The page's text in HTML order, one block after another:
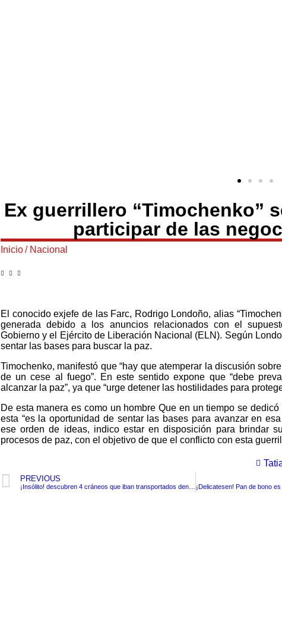
Ex guerrillero “Timochenko”
participar de las
Inicio/ Nacional
El conocido exjefe de las Farc, Rodrigo Londoño, alias
generada debido a los anuncios relacionados con el
Gobierno y el Ejército de Liberación Nacional (ELN). Según
sentar las bases para buscar la paz.
Timochenko, manifestó que “hay que atemperar la discusión
de un cese al fuego”. En este sentido expone que “debe
alcanzar la paz”, ya que “urge detener las hostilidades para
De esta manera es como un hombre Que en un tiempo se
esta “es la oportunidad de sentar las bases para avanzar en
ese orden de ideas, indico estar en disposición para brindar
procesos de paz, con el objetivo de que el conflicto con esta
PREVIOUS